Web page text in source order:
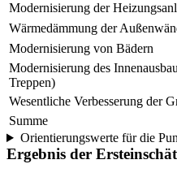
Modernisierung der
Wärmedämmung der
Modernisierung von Bädern
Modernisierung des
Treppen)
Wesentliche Verbesserung der
Summe
Orientierungswerte für die
Ergebnis der